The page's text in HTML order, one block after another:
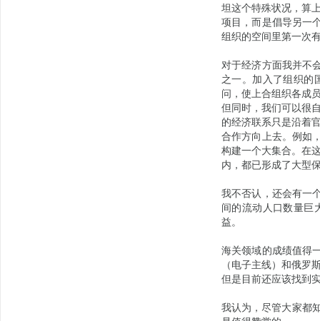
坦这个特殊状况，算
项目，而是倡导另一
组织的空间里第一次
对于经济方面我并不
之一。加入了组织的
问，使上合组织各成
但同时，我们可以很
的经济联系只是沿着
合作方向上去。例如
构建一个大集合。在
内，都已形成了大型
我不否认，还会有一
间的流动人口数量巨
益。
海关领域的成绩值得
（电子主线）和俄罗
但是目前还应该找到
我认为，尽管大家都